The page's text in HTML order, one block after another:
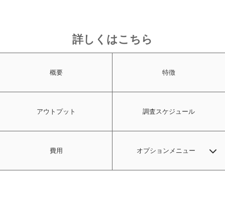
詳しくはこちら
概要 特徴
アウトプット 調査スケジュール
費用 オプションメニュー